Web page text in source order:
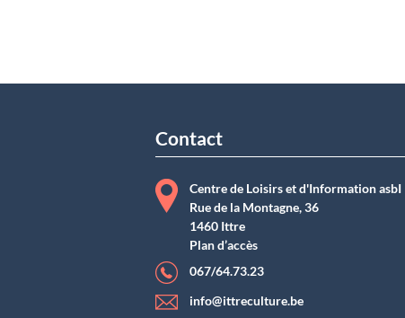
Contact
Centre de Loisirs et d'Information asbI
Rue de la Montagne, 36
1460 Ittre
Plan d’accès
067/64.73.23
info@ittreculture.be